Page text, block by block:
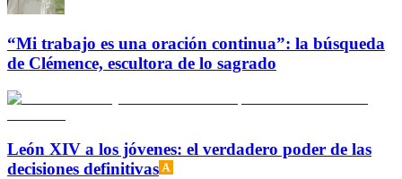
“Mi trabajo es una oración continua”: la búsqueda
de Clémence, escultora de lo sagrado
León XIV a los jóvenes: el verdadero poder de las
decisiones definitivas